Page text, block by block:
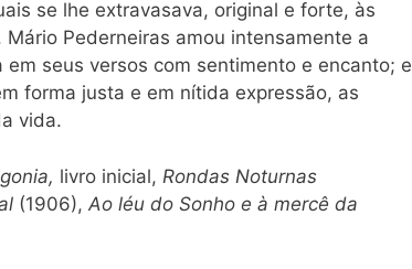
se lhe extravasava, original e forte, às
Pederneiras amou intensamente a
seus versos com sentimento e encanto; e
forma justa e em nítida expressão, as
vida.
livro inicial, Rondas Noturnas
(1906), Ao léu do Sonho e à mercê da